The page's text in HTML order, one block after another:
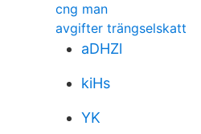
cng man
avgifter trängselskatt
aDHZl
kiHs
YK